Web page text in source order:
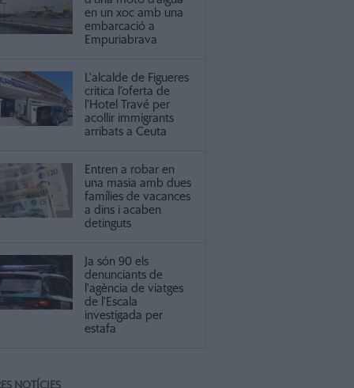
en un xoc amb una
embarcació a
Empuriabrava
L'alcalde de Figueres
critica l’oferta de
l’Hotel Travé per
acollir immigrants
arribats a Ceuta
Entren a robar en
una masia amb dues
famílies de vacances
a dins i acaben
detinguts
Ja són 90 els
denunciants de
l'agència de viatges
de l'Escala
investigada per
estafa
NOTÍCIES